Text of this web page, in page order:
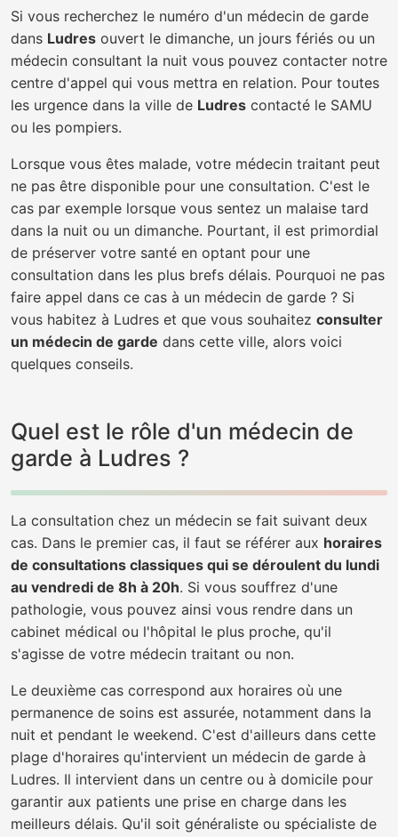
Si vous recherchez le numéro d'un médecin de garde
dans Ludres ouvert le dimanche, un jours fériés ou un
médecin consultant la nuit vous pouvez contacter notre
centre d'appel qui vous mettra en relation. Pour toutes
les urgence dans la ville de Ludres contacté le SAMU
ou les pompiers.
Lorsque vous êtes malade, votre médecin traitant peut
ne pas être disponible pour une consultation. C'est le
cas par exemple lorsque vous sentez un malaise tard
dans la nuit ou un dimanche. Pourtant, il est primordial
de préserver votre santé en optant pour une
consultation dans les plus brefs délais. Pourquoi ne pas
faire appel dans ce cas à un médecin de garde ? Si
vous habitez à Ludres et que vous souhaitez consulter
un médecin de garde dans cette ville, alors voici
quelques conseils.
Quel est le rôle d'un médecin de
garde à Ludres ?
La consultation chez un médecin se fait suivant deux
cas. Dans le premier cas, il faut se référer aux horaires
de consultations classiques qui se déroulent du lundi
au vendredi de 8h à 20h. Si vous souffrez d'une
pathologie, vous pouvez ainsi vous rendre dans un
cabinet médical ou l'hôpital le plus proche, qu'il
s'agisse de votre médecin traitant ou non.
Le deuxième cas correspond aux horaires où une
permanence de soins est assurée, notamment dans la
nuit et pendant le weekend. C'est d'ailleurs dans cette
plage d'horaires qu'intervient un médecin de garde à
Ludres. Il intervient dans un centre ou à domicile pour
garantir aux patients une prise en charge dans les
meilleurs délais. Qu'il soit généraliste ou spécialiste de